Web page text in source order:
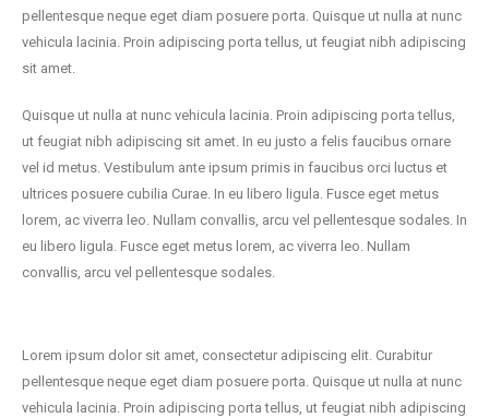
pellentesque neque eget diam posuere porta. Quisque ut nulla at nunc
vehicula lacinia. Proin adipiscing porta tellus, ut feugiat nibh adipiscing
sit amet.
Quisque ut nulla at nunc vehicula lacinia. Proin adipiscing porta tellus,
ut feugiat nibh adipiscing sit amet. In eu justo a felis faucibus ornare
vel id metus. Vestibulum ante ipsum primis in faucibus orci luctus et
ultrices posuere cubilia Curae. In eu libero ligula. Fusce eget metus
lorem, ac viverra leo. Nullam convallis, arcu vel pellentesque sodales. In
eu libero ligula. Fusce eget metus lorem, ac viverra leo. Nullam
convallis, arcu vel pellentesque sodales.
Lorem ipsum dolor sit amet, consectetur adipiscing elit. Curabitur
pellentesque neque eget diam posuere porta. Quisque ut nulla at nunc
vehicula lacinia. Proin adipiscing porta tellus, ut feugiat nibh adipiscing